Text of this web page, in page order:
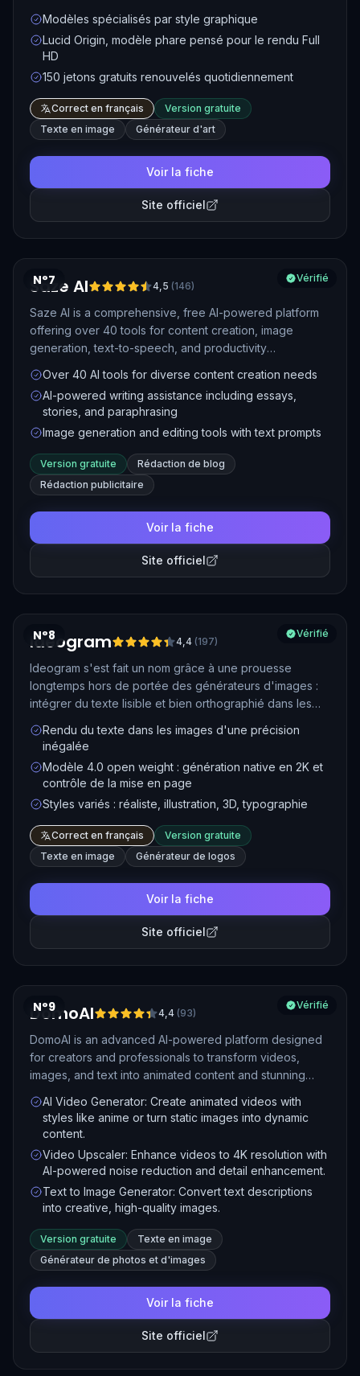
— dont Lucid Origin, son modèle phare —, son moteur
temps réel, ses outils de retouche avancés et sa
génération vidéo en font un studio graphique
accessible, apprécié autant des amateurs que des
professionnels.
Modèles spécialisés par style graphique
Lucid Origin, modèle phare pensé pour le rendu Full
HD
150 jetons gratuits renouvelés quotidiennement
Correct en français
Version gratuite
Texte en image
Générateur d'art
Voir la fiche
Site officiel
N°7 Vérifié
Saze AI 4,5 (146)
Saze AI is a comprehensive, free AI-powered platform
offering over 40 tools for content creation, image
generation, text-to-speech, and productivity
and creators, Saze AI simplifies the content creation
process with intuitive, no-signup-required tools.
Over 40 AI tools for diverse content creation needs
AI-powered writing assistance including essays,
stories, and paraphrasing
Image generation and editing tools with text prompts
Version gratuite
Rédaction de blog
Rédaction publicitaire
Voir la fiche
Site officiel
N°8 Vérifié
Ideogram 4,4 (197)
Ideogram s'est fait un nom grâce à une prouesse
longtemps hors de portée des générateurs d'images :
intégrer du texte lisible et bien orthographié dans les
YouTube sortent avec une typographie soignée, ce qui
en fait l'allié idéal des créations graphiques contenant
des mots. Son modèle Ideogram 4.0, lancé en juin 2026
en open weight, génère nativement en 2K et permet de
contrôler la disposition des éléments sur le visuel.
Rendu du texte dans les images d'une précision
inégalée
Modèle 4.0 open weight : génération native en 2K et
contrôle de la mise en page
Styles variés : réaliste, illustration, 3D, typographie
Correct en français
Version gratuite
Texte en image
Générateur de logos
Voir la fiche
Site officiel
N°9 Vérifié
DomoAI 4,4 (93)
DomoAI is an advanced AI-powered platform designed
for creators and professionals to transform videos,
images, and text into animated content and stunning
anime-style transformations, video upscaling to 4K, and
text-to-image generation, DomoAI provides a creative
digital artists.
AI Video Generator: Create animated videos with
styles like anime or turn static images into dynamic
content.
Video Upscaler: Enhance videos to 4K resolution with
AI-powered noise reduction and detail enhancement.
Text to Image Generator: Convert text descriptions
into creative, high-quality images.
Version gratuite
Texte en image
Générateur de photos et d'images
Voir la fiche
Site officiel